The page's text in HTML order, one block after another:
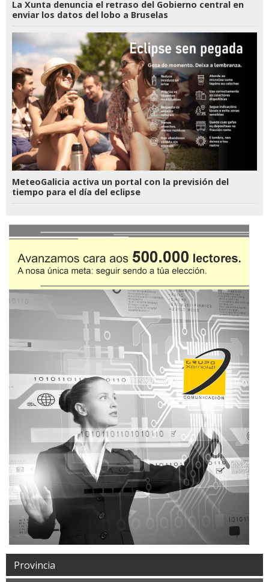
La Xunta denuncia el retraso del Gobierno central en
enviar los datos del lobo a Bruselas
MeteoGalicia activa un portal con la previsión del
tiempo para el día del eclipse
Provincia